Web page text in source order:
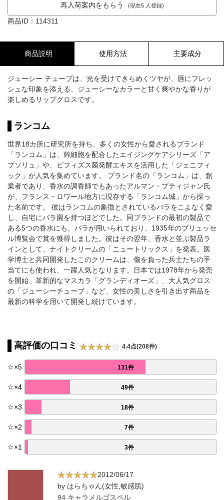
再入荷案内をもらう (現在5 人登録)
商品ID：114311
商品説明 使用方法 主要成分
ジューシー チューブは、光を受けてきらめくツヤが、唇にフレッ
シュな印象を添える、ジューシーなカラーと甘く爽やかな香りが
楽しめるリップグロスです。
ランコム
世界18カ所に研究所を持ち、多くの女性から愛されるブランド
「ランコム」は、幹細胞を配合したエイジングケアシリーズ「ア
プソリュ」や、ビフィズス菌発酵エキスを活用した「ジェニフィ
ック」が人気を集めています。 ブランド名の「ランコム」は、創
業者であり、香水の調香師でもあったアルマン・プティジャン氏
が、フランス・ロワール地方に現存する「ランコム城」から採っ
た名前です。 彼はランコムの象徴とされているバラをこよなく愛
し、自宅にバラ園を持つほどでした。同ブランドの最初の製品で
ある5つの香水にも、バラが用いられており、1935年のブリュッセ
ル博覧会で賞を獲得しました。彼はその翌年、香水と並ぶ製品ラ
インとして、ナイトクリームの「ニュートリックス」を発表。医
学博士と共同開発したこのクリームは、傷を負った兵士たちの手
当てにも使われ、一躍人気となります。日本では1978年から発売
を開始、革新的なマスカラ「グランディオーズ」、大人気グロス
の「ジューシーチューブ」など、女性の美しさを引き出す商品を
最新の科学を用いて開発し続けています。
高評価の口コミ 4.4点(208件)
☆×5 131件
☆×4 49件
☆×3 18件
☆×2 7件
☆×1 3件
2012/06/17
by はらちゃん(女性,敏感肌)
94 キャラメルゴスペル